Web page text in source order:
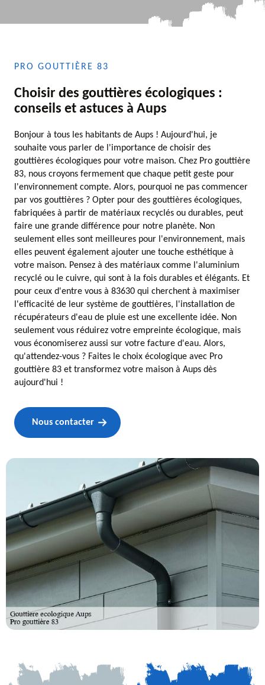
PRO GOUTTIÈRE 83
Choisir des gouttières écologiques :
conseils et astuces à Aups
Bonjour à tous les habitants de Aups ! Aujourd'hui, je
souhaite vous parler de l'importance de choisir des
gouttières écologiques pour votre maison. Chez Pro gouttière
83, nous croyons fermement que chaque petit geste pour
l'environnement compte. Alors, pourquoi ne pas commencer
par vos gouttières ? Opter pour des gouttières écologiques,
fabriquées à partir de matériaux recyclés ou durables, peut
faire une grande différence pour notre planète. Non
seulement elles sont meilleures pour l'environnement, mais
elles peuvent également ajouter une touche esthétique à
votre maison. Pensez à des matériaux comme l'aluminium
recyclé ou le cuivre, qui sont à la fois durables et élégants. Et
pour ceux d'entre vous à 83630 qui cherchent à maximiser
l'efficacité de leur système de gouttières, l'installation de
récupérateurs d'eau de pluie est une excellente idée. Non
seulement vous réduirez votre empreinte écologique, mais
vous économiserez aussi sur votre facture d'eau. Alors,
qu'attendez-vous ? Faites le choix écologique avec Pro
gouttière 83 et transformez votre maison à Aups dès
aujourd'hui !
Nous contacter